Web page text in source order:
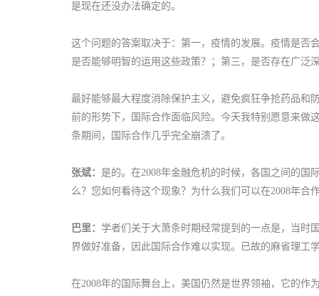
是现在还没办法确定的。
这个问题的答案取决于：第一，疫情的发展。疫情是否
是否能够明智的运用这些政策？；第三，是否存在广泛
最好能够最大程度消除保护主义，避免疯狂争抢药品和
前的形势下，国际合作面临风险。今天我特别愿意来做
条期间，国际合作几乎完全崩溃了。
张斌： 是的。在2008年金融危机的时候，各国之间的
么？您如何看待这个现象？为什么我们可以在2008年
巴里： 学者们关于大萧条时期经常提到的一点是，当时
界做好准备，因此国际合作难以实现。已故的麻省理工
在2008年的国际舞台上，美国仍然是世界领袖，它的